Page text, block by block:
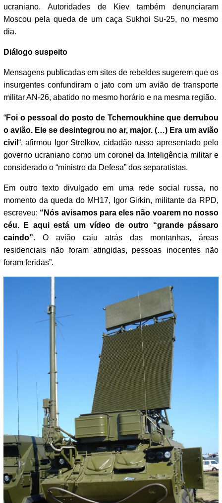
ucraniano. Autoridades de Kiev também denunciaram
Moscou pela queda de um caça Sukhoi Su-25, no mesmo
dia.
Diálogo suspeito
Mensagens publicadas em sites de rebeldes sugerem que os
insurgentes confundiram o jato com um avião de transporte
militar AN-26, abatido no mesmo horário e na mesma região.
“Foi o pessoal do posto de Tchernoukhine que derrubou
o avião. Ele se desintegrou no ar, major. (…) Era um avião
civil “, afirmou Igor Strelkov, cidadão russo apresentado pelo
governo ucraniano como um coronel da Inteligência militar e
considerado o “ministro da Defesa” dos separatistas.
Em outro texto divulgado em uma rede social russa, no
momento da queda do MH17, Igor Girkin, militante da RPD,
escreveu: “Nós avisamos para eles não voarem no nosso
céu. E aqui está um vídeo de outro “grande pássaro
caindo”. O avião caiu atrás das montanhas, áreas
residenciais não foram atingidas, pessoas inocentes não
foram feridas”.